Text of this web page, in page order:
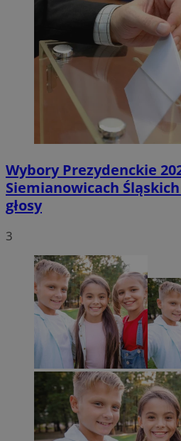
Wybory Prezydenckie
Siemianowicach
głosy
3